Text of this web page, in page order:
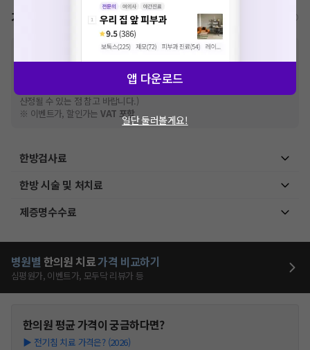
가격표 비급여/급여 진료란?
추가비용 등으로 실제 가격과 상이할 수 있으니, 정확
한 가격은 해당 의료기관에 직접 문의해주세요.
건강보험심사평가원에 고지되어 있는 급여 진료 기준 가
격입니다. (진료와 연관된 복합적인 비용이 추가되어, 병원마다 금액이 다르게
산정될 수 있는 점 참고 바랍니다.)
※ 이벤트가, 할인가는VAT 포함
한방검사료
한방 시술 및 처치료
제증명수수료
병원별 한의원 치료가격 비교하기
심평원가, 이벤트가, 모두닥 리뷰가 등
한의원평균 가격이 궁금하다면?
▶ 전기침 치료 가격은? (2026)
앱 다운로드
일단 둘러볼게요!